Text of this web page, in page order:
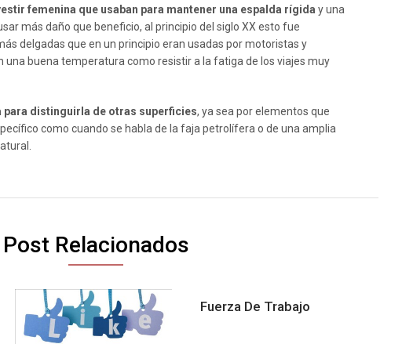
femenina que usaban para mantener una espalda rígida y una
más daño que beneficio, al principio del siglo XX esto fue
delgadas que en un principio eran usadas por motoristas y
una buena temperatura como resistir a la fatiga de los viajes muy
para distinguirla de otras superficies, ya sea por elementos que
como cuando se habla de la faja petrolífera o de una amplia
Post Relacionados
Fuerza De Trabajo